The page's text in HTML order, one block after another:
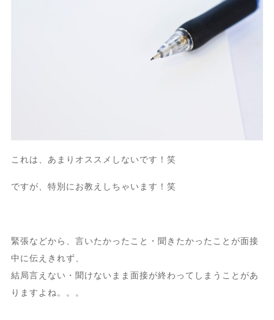
これは、あまりオススメしないです！笑
ですが、特別にお教えしちゃいます！笑
緊張などから、言いたかったこと・聞きたかったことが面接
中に伝えきれず、
結局言えない・聞けないまま面接が終わってしまうことがあ
りますよね。。。